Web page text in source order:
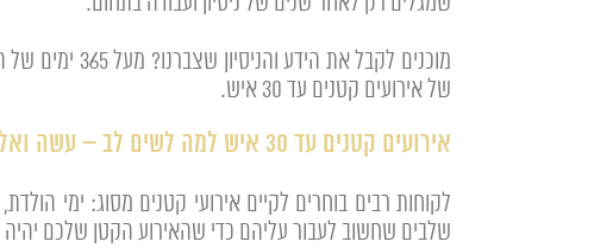
מוכנים
של אירועים קטנים עד 30 איש.
אירועים קטנים עד 30 איש למה לשים לב – עשה ואל תעשה
שלבים שחשוב לעבור עליהם כדי שהאירוע הקטן שלכם